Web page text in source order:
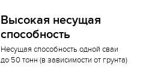
Высокая несущая
способность
Несущая способность одной сваи
до 50 тонн (в зависимости от грунта)